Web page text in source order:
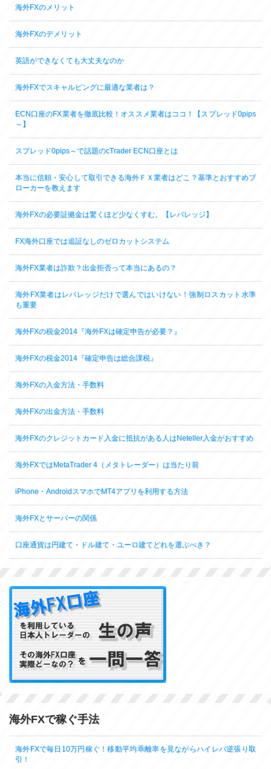
海外FXのメリット
海外FXのデメリット
英語ができなくても大丈夫なのか
海外FXでスキャルピングに最適な業者は？
ECN口座のFX業者を徹底比較！オススメ業者はココ！【スプレッド0pips
～】
スプレッド0pips～で話題のcTrader ECN口座とは
本当に信頼・安心して取引できる海外ＦＸ業者はどこ？基準とおすすめブ
ローカーを教えます
海外FXの必要証拠金は驚くほど少なくすむ。【レバレッジ】
FX海外口座では追証なしのゼロカットシステム
海外FX業者は詐欺？出金拒否って本当にあるの？
海外FX業者はレバレッジだけで選んではいけない！強制ロスカット水準
も重要
海外FXの税金2014『海外FXは確定申告が必要？』
海外FXの税金2014『確定申告は総合課税』
海外FXの入金方法・手数料
海外FXの出金方法・手数料
海外FXのクレジットカード入金に抵抗がある人はNeteller入金がおすすめ
海外FXではMetaTrader 4（メタトレーダー）は当たり前
iPhone・AndroidスマホでMT4アプリを利用する方法
海外FXとサーバーの関係
口座通貨は円建て・ドル建て・ユーロ建てどれを選ぶべき？
海外FXで稼ぐ手法
海外FXで毎日10万円稼ぐ！移動平均乖離率を見ながらハイレバ逆張り取
引！